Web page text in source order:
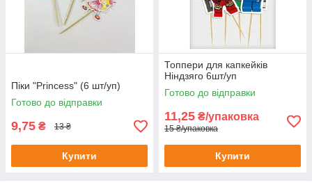
Піки "Princess" (6 шт/уп)
Готово до відправки
9,75 ₴ 13 ₴
Купити
Топпери для капкейків
Ніндзяго 6шт/уп
Готово до відправки
11,25 ₴/упаковка
15 ₴/упаковка
Купити